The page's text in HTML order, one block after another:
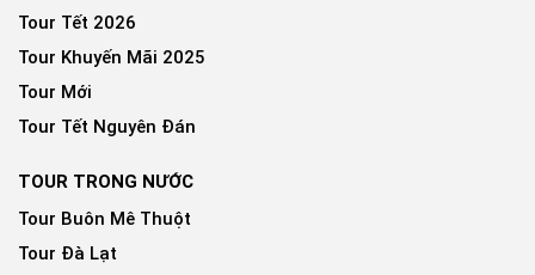
Tour Tết 2026
Tour Khuyến Mãi 2025
Tour Mới
Tour Tết Nguyên Đán
TOUR TRONG NƯỚC
Tour Buôn Mê Thuột
Tour Đà Lạt